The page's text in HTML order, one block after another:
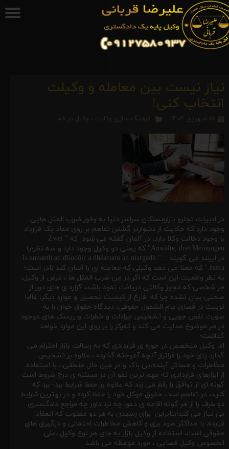
نیاز نیست بین معامله و وکیلت
انتخاب کنی!
۱۸ شهریور ۱۴۰۳ فرهنگ سازی وکالت ، وکیل در قم
در ادبیات تجارو بازارمسلکان سراسر دنیا به وفور ضرب المثل هایی
وجود دارد که حکایت از دشوارتر گشتن تفاهم بر روی مفاد یک قرارداد
با وجود دخالت وکلا دارد، در آلمان گفته می شود که " Zwei
Anwälte, drei Meinungen" که یعنی دو وکیل وجود دارد و سه نظر؛یا
در ایرلند می گویند : :" Is annamh an dlíodóir a dhéanann an margadh
éasca." که معنا می دهد وکیلی که معامله ای را آسان کند نادر است؛
به نظر واقعیت این است که اگر در این ضرب المثل ها ، غرض از وکیل،
هر شخصی که مجوز وکالتی دریافت نمود باشد، گزاره ی های دور از
صحتی بیان نشده چرا که فارغ از کیفیت تحصیل و موارد دیگر، غالبا
تربیت در فضای عام الشمول حقوقی، دیدگاه حقوق خوان را به
صورت نقص جویی و تشخیص ایرادات و خطرات و ریسک های موجود
در هر موضوع هدایت می کند و تمرکز را بر روی این موارد خواهد
گذاشت؛
اما وکیل متخصص در حوزه ی قراردادی که به رسالت بازار احترام می
گذارد پای خود را فراتراز آنچه آموخته گذارده ، علاوه بر تشخیص
مخاطرات و مسائل آینده،بی باک و در عین حال منطقی ، با استفاده
از ابزارهای قراردادی که مهم ترین نمو آن در مسئله ی درج شروط است
گونه ای از توافق را رقم می زند که علاوه بر حفظ شرایط برد- برد که
کلید، در تفاهم است حقوق موکل خود را حفظ کرده و در بهترین شرایط
دو طرف را از هر گونه اقامه ی دعوا چه نزد داور چه مراجع دادگستری
بی نیاز می کند؛بنابراین برای رسیدن به هر دو مطلوب که انعقاد
قرارداد با حداکثر سود بری و کاهش مخاطرات احتمالی و درگیری های
حقوقی است، استفاده از وکیل بازار به جای هر نوع وکیل ،علی
الخصوص وکیل قضایی ، مورد موعظه می باشد.